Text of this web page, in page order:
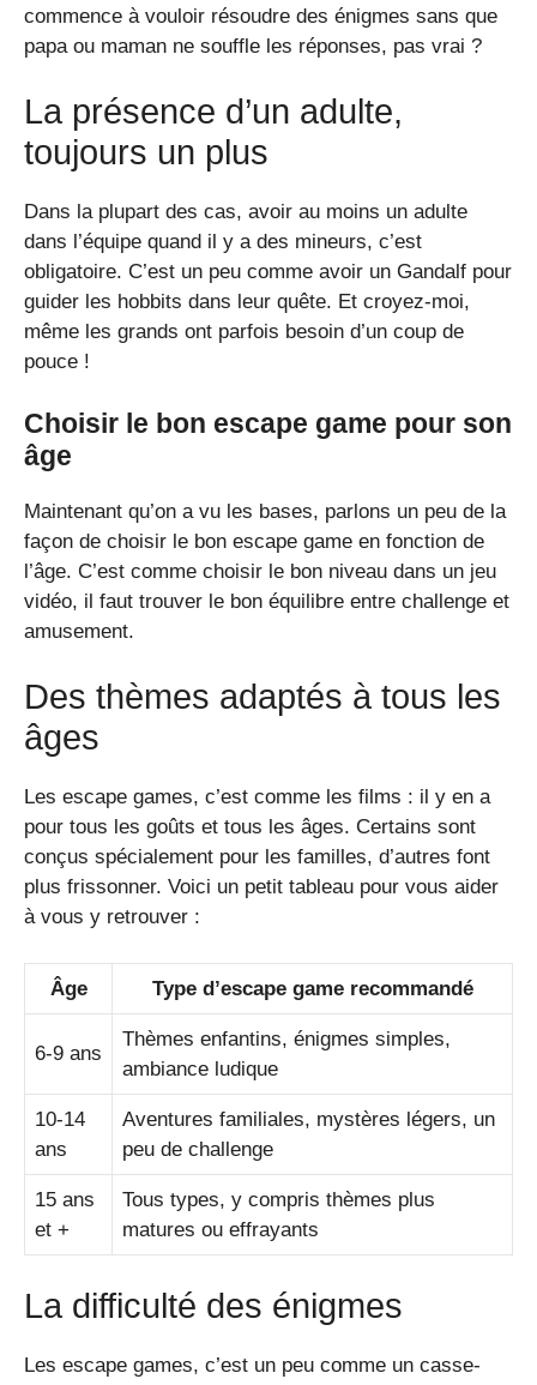
commence à vouloir résoudre des énigmes sans que
papa ou maman ne souffle les réponses, pas vrai ?
La présence d’un adulte,
toujours un plus
Dans la plupart des cas, avoir au moins un adulte
dans l’équipe quand il y a des mineurs, c’est
obligatoire. C’est un peu comme avoir un Gandalf pour
guider les hobbits dans leur quête. Et croyez-moi,
même les grands ont parfois besoin d’un coup de
pouce !
Choisir le bon escape game pour son
âge
Maintenant qu’on a vu les bases, parlons un peu de la
façon de choisir le bon escape game en fonction de
l’âge. C’est comme choisir le bon niveau dans un jeu
vidéo, il faut trouver le bon équilibre entre challenge et
amusement.
Des thèmes adaptés à tous les
âges
Les escape games, c’est comme les films : il y en a
pour tous les goûts et tous les âges. Certains sont
conçus spécialement pour les familles, d’autres font
plus frissonner. Voici un petit tableau pour vous aider
à vous y retrouver :
Âge Type d’escape game recommandé
6-9 ans
Thèmes enfantins, énigmes simples,
ambiance ludique
10-14
ans
Aventures familiales, mystères légers, un
peu de challenge
15 ans
et +
Tous types, y compris thèmes plus
matures ou effrayants
La difficulté des énigmes
Les escape games, c’est un peu comme un casse-